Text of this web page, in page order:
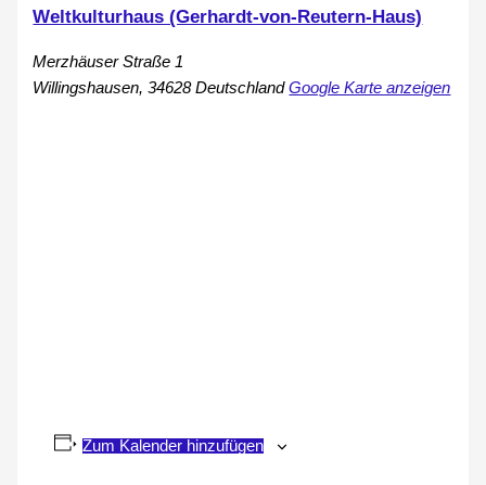
Weltkulturhaus (Gerhardt-von-Reutern-Haus)
Merzhäuser Straße 1
Willingshausen, 34628 Deutschland Google Karte anzeigen
Zum Kalender hinzufügen